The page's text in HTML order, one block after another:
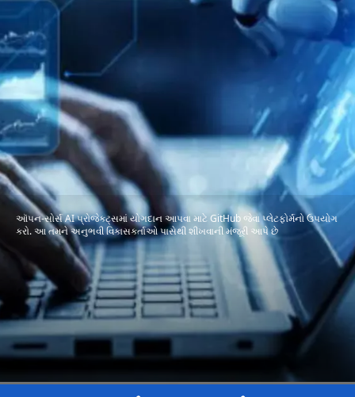
ઑપન-સોર્સ AI પ્રોજેક્ટ્સમાં યોગદાન આપવા માટે GitHub જેવા પ્લેટફોર્મનો ઉપયોગ
કરો. આ તમને અનુભવી વિકાસકર્તાઓ પાસેથી શીખવાની મંજૂરી આપે છે